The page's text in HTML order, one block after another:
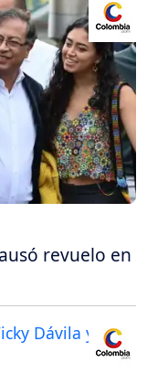
revuelo en